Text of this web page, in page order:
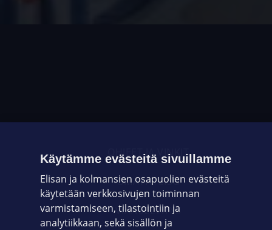
OHJEET JA VINKIT
OMAYHTEISÖ
VIANSELVITYS
Käytämme evästeitä sivuillamme
Elisan ja kolmansien osapuolien evästeitä
käytetään verkkosivujen toiminnan
varmistamiseen, tilastointiin ja
analytiikkaan, sekä sisällön ja